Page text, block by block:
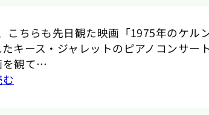
こちらも先日観た映画「1975年のケル
キース・ジャレットのピアノコンサー
を観て…